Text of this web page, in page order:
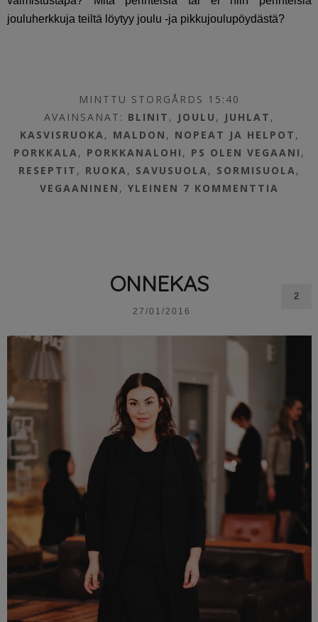
jouluherkkuja teiltä löytyy joulu -ja pikkujoulupöydästä?
MINTTU STORGÅRDS 15:40
AVAINSANAT: BLINIT , JOULU , JUHLAT ,
KASVISRUOKA, MALDON , NOPEAT JA HELPOT ,
PORKKALA, PORKKANALOHI , PS OLEN VEGAANI ,
RESEPTIT , RUOKA, SAVUSUOLA, SORMISUOLA,
VEGAANINEN ,YLEINEN 7 KOMMENTTIA
ONNEKAS
27/01/2016
2